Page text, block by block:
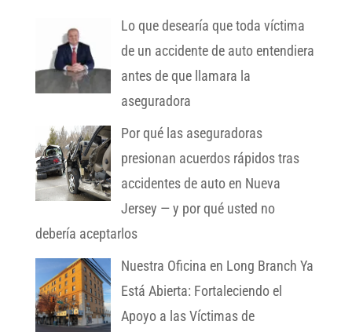
Lo que desearía que toda víctima
de un accidente de auto entendiera
antes de que llamara la
aseguradora
Por qué las aseguradoras
presionan acuerdos rápidos tras
accidentes de auto en Nueva
Jersey — y por qué usted no
debería aceptarlos
Nuestra Oficina en Long Branch Ya
Está Abierta: Fortaleciendo el
Apoyo a las Víctimas de